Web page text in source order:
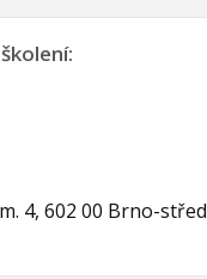
4, 602 00 Brno-střed